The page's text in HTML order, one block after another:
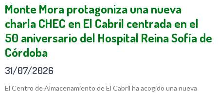
Monte Mora protagoniza una nueva
charla CHEC en El Cabril centrada en el
50 aniversario del Hospital Reina Sofía de
Córdoba
31/07/2026
El Centro de Almacenamiento de El Cabril ha acogido una nueva